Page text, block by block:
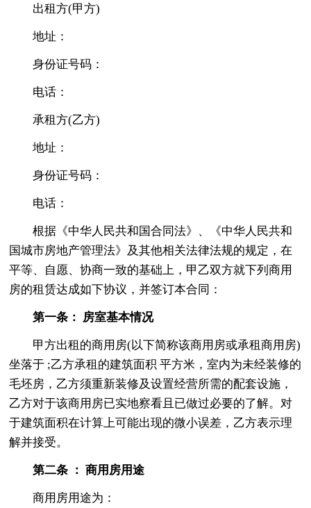
出租方(甲方)
地址：
身份证号码：
电话：
承租方(乙方)
地址：
身份证号码：
电话：
根据《中华人民共和国合同法》、《中华人民共和
国城市房地产管理法》及其他相关法律法规的规定，在
平等、自愿、协商一致的基础上，甲乙双方就下列商用
房的租赁达成如下协议，并签订本合同：
第一条： 房室基本情况
甲方出租的商用房(以下简称该商用房或承租商用房)
坐落于 ;乙方承租的建筑面积 平方米，室内为未经装修的
毛坯房，乙方须重新装修及设置经营所需的配套设施，
乙方对于该商用房已实地察看且已做过必要的了解。对
于建筑面积在计算上可能出现的微小误差，乙方表示理
解并接受。
第二条 ： 商用房用途
商用房用途为：